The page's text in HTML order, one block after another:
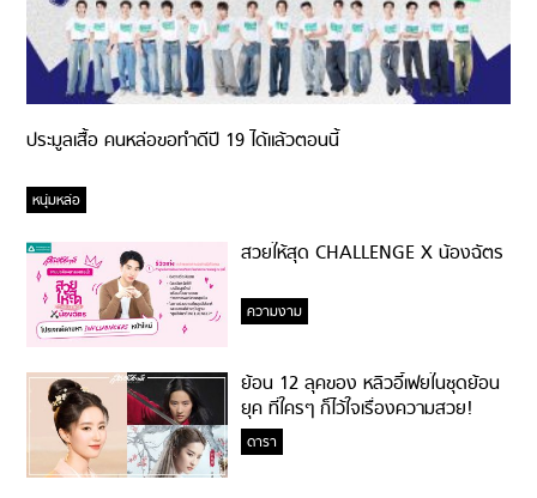
ประมูลเสื้อ คนหล่อขอทำดีปี 19 ได้แล้วตอนนี้
หนุ่มหล่อ
สวยให้สุด CHALLENGE X น้องฉัตร
ความงาม
ย้อน 12 ลุคของ หลิวอี้เฟยในชุดย้อน
ยุค ที่ใครๆ ก็ไว้ใจเรื่องความสวย!
ดารา